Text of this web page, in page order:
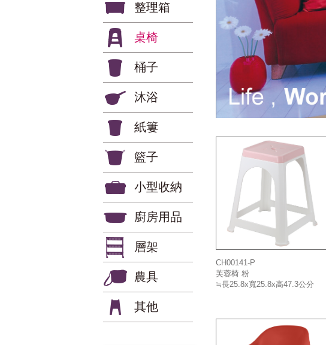
整理箱
桌椅
桶子
沐浴
紙簍
籃子
小型收納
廚房用品
層架
農具
其他
CH00141-P
芙蓉椅 粉
≒長25.8x寬25.8x高47.3公分